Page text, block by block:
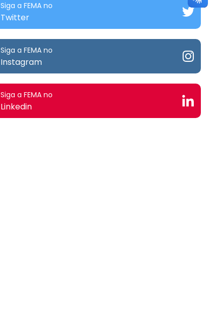
Siga a FEMA no
Twitter
Siga a FEMA no
Instagram
Siga a FEMA no
Linkedin